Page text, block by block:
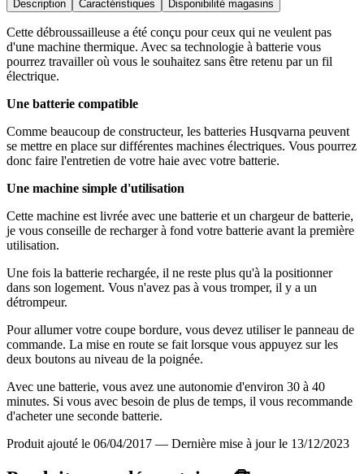
Description
Caractéristiques Disponibilité magasins
Cette débroussailleuse a été conçu pour ceux qui ne veulent pas
d'une machine thermique. Avec sa technologie à batterie vous
pourrez travailler où vous le souhaitez sans être retenu par un fil
électrique.
Une batterie compatible
Comme beaucoup de constructeur, les batteries Husqvarna peuvent
se mettre en place sur différentes machines électriques. Vous pourrez
donc faire l'entretien de votre haie avec votre batterie.
Une machine simple d'utilisation
Cette machine est livrée avec une batterie et un chargeur de batterie,
je vous conseille de recharger à fond votre batterie avant la première
utilisation.
Une fois la batterie rechargée, il ne reste plus qu'à la positionner
dans son logement. Vous n'avez pas à vous tromper, il y a un
détrompeur.
Pour allumer votre coupe bordure, vous devez utiliser le panneau de
commande. La mise en route se fait lorsque vous appuyez sur les
deux boutons au niveau de la poignée.
Avec une batterie, vous avez une autonomie d'environ 30 à 40
minutes. Si vous avec besoin de plus de temps, il vous recommande
d'acheter une seconde batterie.
Produit ajouté le 06/04/2017 — Dernière mise à jour le 13/12/2023